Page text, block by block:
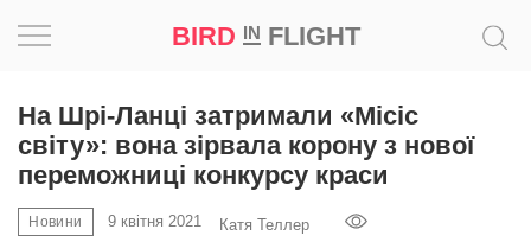
BIRD INFLIGHT
На Шрі-Ланці затримали «Місіс
світу»: вона зірвала корону з нової
переможниці конкурсу краси
Новини 9 квітня 2021 Катя Теллер